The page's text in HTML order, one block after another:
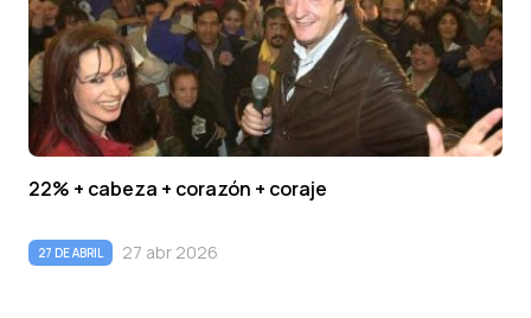
22% + cabeza + corazón + coraje
27 DE ABRIL 27 abr 2026